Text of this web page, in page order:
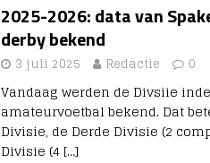
2025-2026: data van
derby bekend
3 juli 2025 Redactie 0
Vandaag werden de Divsiie
amateurvoetbal bekend. Dat
Divisie, de Derde Divisie (2
Divisie (4 […]